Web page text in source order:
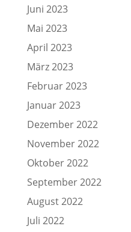
Juni 2023
Mai 2023
April 2023
März 2023
Februar 2023
Januar 2023
Dezember 2022
November 2022
Oktober 2022
September 2022
August 2022
Juli 2022